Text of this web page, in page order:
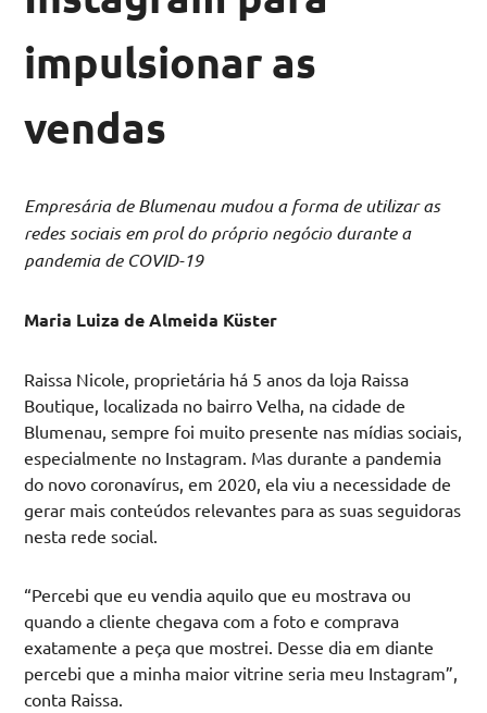
impulsionar as
vendas
Empresária de Blumenau mudou a forma de utilizar as
redes sociais em prol do próprio negócio durante a
pandemia de COVID-19
Maria Luiza de Almeida Küster
Raissa Nicole, proprietária há 5 anos da loja Raissa
Boutique, localizada no bairro Velha, na cidade de
Blumenau, sempre foi muito presente nas mídias sociais,
especialmente no Instagram. Mas durante a pandemia
do novo coronavírus, em 2020, ela viu a necessidade de
gerar mais conteúdos relevantes para as suas seguidoras
nesta rede social.
“Percebi que eu vendia aquilo que eu mostrava ou
quando a cliente chegava com a foto e comprava
exatamente a peça que mostrei. Desse dia em diante
percebi que a minha maior vitrine seria meu Instagram”,
conta Raissa.